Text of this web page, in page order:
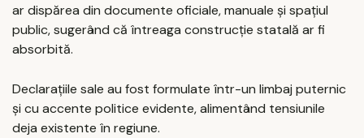
ar dispărea din documente oficiale, manuale și spațiul
public, sugerând că întreaga construcție statală ar fi
absorbită.
Declarațiile sale au fost formulate într-un limbaj puternic
și cu accente politice evidente, alimentând tensiunile
deja existente în regiune.